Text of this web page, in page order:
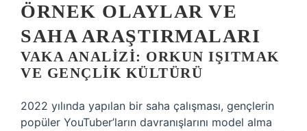
ÖRNEK OLAYLAR VE
SAHA ARAŞTIRMALARI
VAKA ANALIZI: ORKUN IŞITMAK
VE GENÇLIK KÜLTÜRÜ
2022 yılında yapılan bir saha çalışması, gençlerin
popüler YouTuber’ların davranışlarını model alma